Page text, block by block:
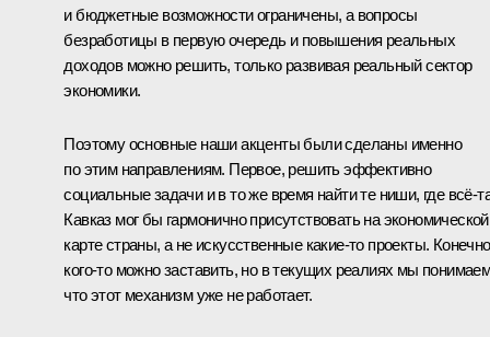
и бюджетные возможности ограничены, а вопросы
безработицы в первую очередь и повышения реальных
доходов можно решить, только развивая реальный сектор
экономики.
Поэтому основные наши акценты были сделаны именно
по этим направлениям. Первое, решить эффективно
социальные задачи и в то же время найти те ниши, где
Кавказ мог бы гармонично присутствовать на экономической
карте страны, а не искусственные какие‑то проекты.
кого‑то можно заставить, но в текущих реалиях мы
что этот механизм уже не работает.